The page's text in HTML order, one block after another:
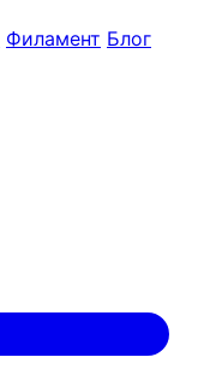
Филамент Блог